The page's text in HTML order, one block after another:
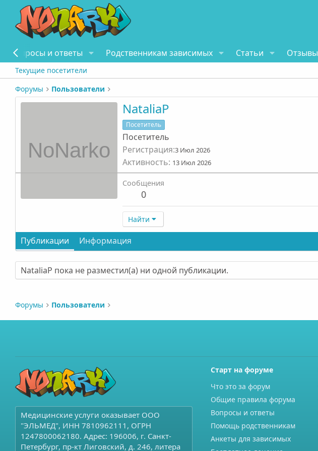
Вопросы и ответы Родственникам зависимых Статьи Отзывы
Текущие посетители
Форумы
Пользователи
NataliaP
Посетитель
Посетитель
Регистрация 3 Июл 2026
Активность 13 Июл 2026
Сообщения
0
Найти
Публикации Информация
NataliaP пока не разместил(а) ни одной публикации.
Форумы Пользователи
Медицинские услуги оказывает ООО
"ЭЛЬМЕД", ИНН 7810962111, ОГРН
1247800062180. Адрес: 196006, г. Санкт-
Петербург, пр-кт Лиговский, д. 246, литера
Старт на форуме
Что это за форум
Общие правила форума
Вопросы и ответы
Помощь родственникам
Анкеты для зависимых